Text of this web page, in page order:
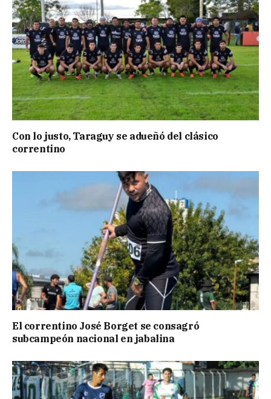
Con lo justo, Taraguy se adueñó del clásico
correntino
El correntino José Borget se consagró
subcampeón nacional en jabalina